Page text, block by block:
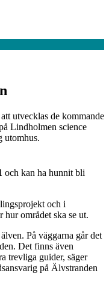
utvecklas de kommande
Lindholmen science
utomhus.
och kan ha hunnit bli
och i
området ska se ut.
På väggarna går det
Det finns även
trevliga guider, säger
på Älvstranden